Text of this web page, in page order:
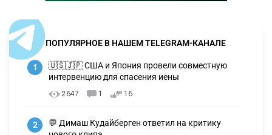
ПОПУЛЯРНОЕ В НАШЕМ TELEGRAM-КАНАЛЕ
1
🇺🇸🇯🇵 США и Япония провели совместную
интервенцию для спасения иены
2647 1 16
2
💬 Димаш Кудайберген ответил на критику